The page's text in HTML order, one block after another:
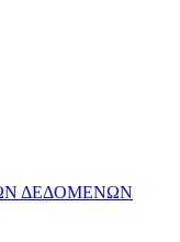
ΔΕΔΟΜΕΝΩΝ